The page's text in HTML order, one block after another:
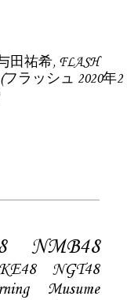
田祐希, FLASH
(フラッシュ 2020年2
NMB48
NGT48
Musume